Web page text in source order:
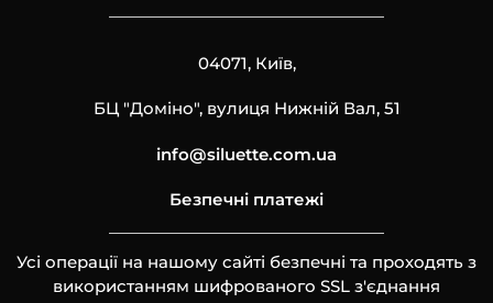
04071, Київ,
БЦ "Доміно", вулиця Нижній Вал, 51
info@siluette.com.ua
Безпечні платежі
Усі операції на нашому сайті безпечні та проходять з
використанням шифрованого SSL з'єднання